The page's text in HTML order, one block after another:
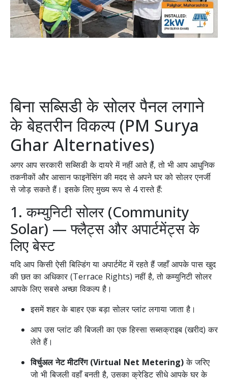
बिना सब्सिडी के सोलर पैनल लगाने
के बेहतरीन विकल्प (PM Surya
Ghar Alternatives)
अगर आप सरकारी सब्सिडी के दायरे में नहीं आते हैं, तो भी आप आधुनिक
तकनीकों और आसान फाइनेंसिंग की मदद से अपने घर को सोलर एनर्जी
से जोड़ सकते हैं। इसके लिए मुख्य रूप से 4 रास्ते हैं:
1. कम्युनिटी सोलर (Community
Solar) — फ्लैट्स और अपार्टमेंट्स के
लिए बेस्ट
यदि आप किसी ऐसी बिल्डिंग या अपार्टमेंट में रहते हैं जहाँ आपके पास खुद
की छत का अधिकार (Terrace Rights) नहीं है, तो कम्युनिटी सोलर
आपके लिए सबसे अच्छा विकल्प है।
इसमें शहर के बाहर एक बड़ा सोलर प्लांट लगाया जाता है।
आप उस प्लांट की बिजली का एक हिस्सा सब्सक्राइब (खरीद) कर
लेते हैं।
विर्चुअल नेट मीटरिंग (Virtual Net Metering)के जरिए
जो भी बिजली वहाँ बनती है, उसका क्रेडिट सीधे आपके घर के